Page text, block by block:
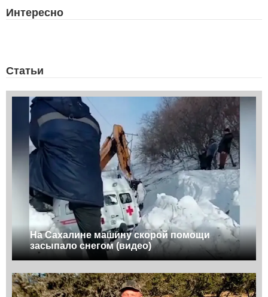
Интересно
Статьи
На Сахалине машину скорой помощи
засыпало снегом (видео)